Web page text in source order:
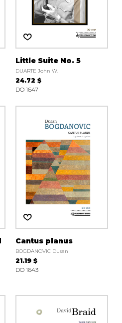
Little Suite No. 5
DUARTE John W.
24.72 $
DO 1647
Cantus planus
BOGDANOVIC Dusan
21.19 $
DO 1643